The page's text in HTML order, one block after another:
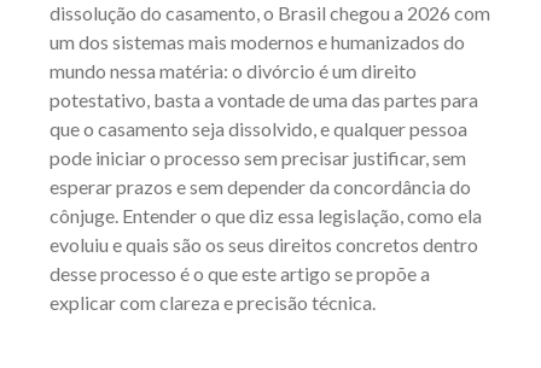
dissolução do casamento, o Brasil chegou a 2026 com
um dos sistemas mais modernos e humanizados do
mundo nessa matéria: o divórcio é um direito
potestativo, basta a vontade de uma das partes para
que o casamento seja dissolvido, e qualquer pessoa
pode iniciar o processo sem precisar justificar, sem
esperar prazos e sem depender da concordância do
cônjuge. Entender o que diz essa legislação, como ela
evoluiu e quais são os seus direitos concretos dentro
desse processo é o que este artigo se propõe a
explicar com clareza e precisão técnica.